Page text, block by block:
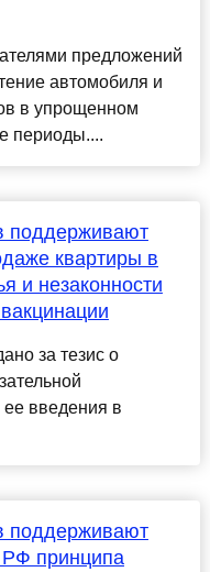
предложений
автомобиля и
в упрощенном
периоды....
поддерживают
квартиры в
и незаконности
за тезис о
ее введения в
поддерживают
принципа